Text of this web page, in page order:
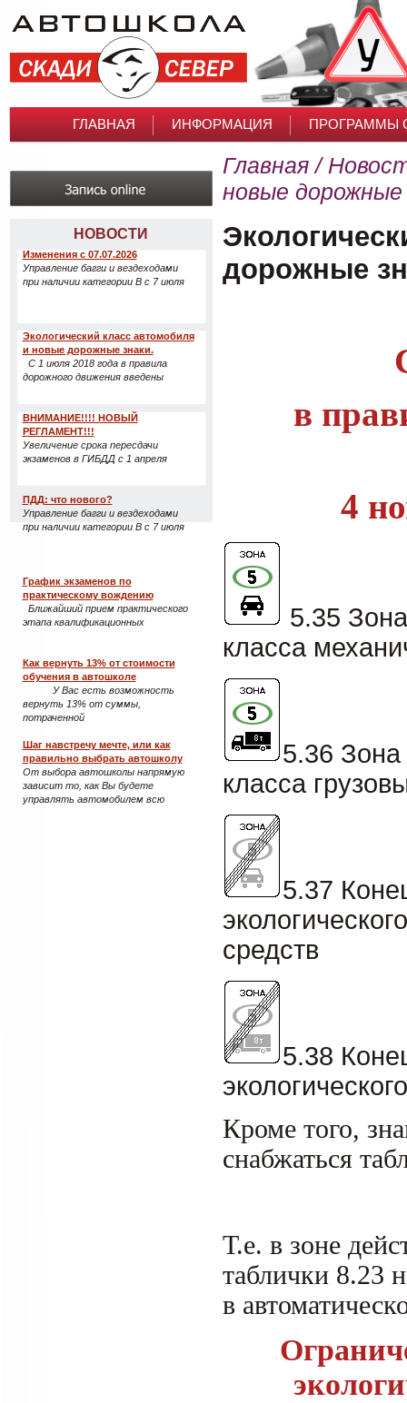
ГЛАВНАЯ ИНФОРМАЦИЯ ПРОГРАММЫ
НОВОСТИ
Изменения с 07.07.2026
Управление багги и вездеходами
при наличии категории B с 7 июля
Экологический класс автомобиля
и новые дорожные знаки.
С 1 июля 2018 года в правила
дорожного движения введены
ВНИМАНИЕ!!!! НОВЫЙ
РЕГЛАМЕНТ!!!
Увеличение срока пересдачи
экзаменов в ГИБДД с 1 апреля
ПДД: что нового?
Управление багги и вездеходами
при наличии категории B с 7 июля
График экзаменов по
практическому вождению
Ближайший прием практического
этапа квалификационных
Как вернуть 13% от стоимости
обучения в автошколе
У Вас есть возможность
вернуть 13% от суммы,
потраченной
Шаг навстречу мечте, или как
правильно выбрать автошколу
От выбора автошколы напрямую
зависит то, как Вы будете
управлять автомобилем всю
Главная /
новые дорожные
дорожные
в
4
5.35
класса
5.36 Зона
класса
5.37
средств
5.38
Кроме того,
снабжаться
Т.е. в зоне
таблички 8.23
в